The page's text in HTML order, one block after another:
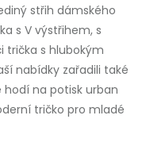
střih dámského
s V výstřihem, s
trička s hlubokým
nabídky zařadili také
hodí na potisk urban
tričko pro mladé